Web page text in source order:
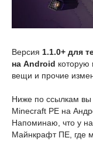
Версия 1.1.0+ для
на Android которую
вещи и прочие
Ниже по ссылкам вы
Minecraft PE на
Напоминаю, что у
Майнкрафт ПЕ, где